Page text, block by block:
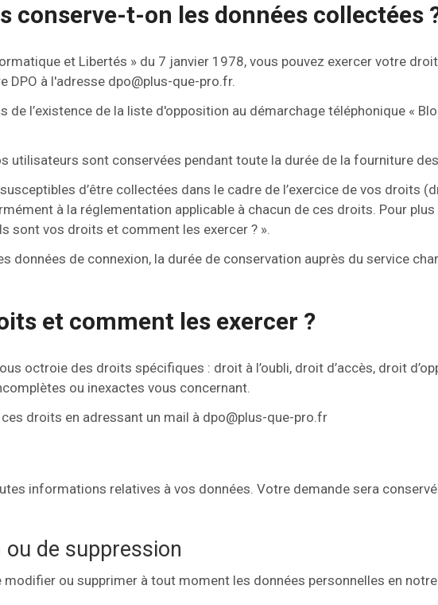
conserve-t-on les données collectées
et Libertés » du 7 janvier 1978, vous pouvez exercer votre
à l'adresse dpo@plus-que-pro.fr.
de l’existence de la liste d'opposition au démarchage téléphonique «
utilisateurs sont conservées pendant toute la durée de la fourniture
d’être collectées dans le cadre de l’exercice de vos droits
à la réglementation applicable à chacun de ces droits. Pour
sont vos droits et comment les exercer ? ».
données de connexion, la durée de conservation auprès du service
et comment les exercer ?
octroie des droits spécifiques : droit à l’oubli, droit d’accès, droit
ou inexactes vous concernant.
droits en adressant un mail à dpo@plus-que-pro.fr
informations relatives à vos données. Votre demande sera
de suppression
ou supprimer à tout moment les données personnelles en